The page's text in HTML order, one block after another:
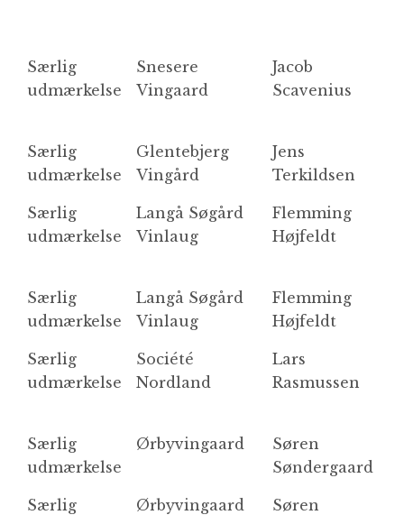
Særlig
udmærkelse
Snesere
Vingaard
Jacob
Scavenius
Særlig
udmærkelse
Glentebjerg
Vingård
Jens
Terkildsen
Særlig
udmærkelse
Langå Søgård
Vinlaug
Flemming
Højfeldt
Særlig
udmærkelse
Langå Søgård
Vinlaug
Flemming
Højfeldt
Særlig
udmærkelse
Société
Nordland
Lars
Rasmussen
Særlig
udmærkelse
Ørbyvingaard
Søren
Søndergaard
Særlig
Ørbyvingaard
Søren